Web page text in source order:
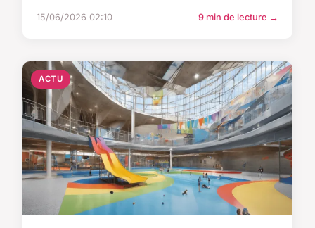
15/06/2026 02:10 9 min de lecture →
ACTU